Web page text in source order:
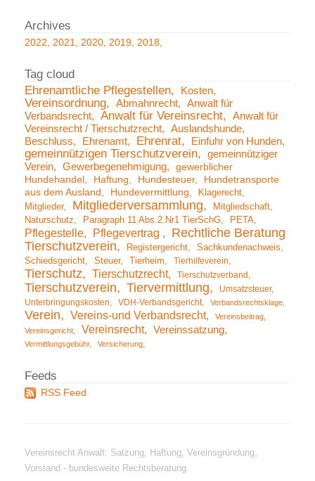
2022 2021 2020 2019 2018
Ehrenamtliche Pflegestellen Kosten
Vereinsordnung Abmahnrecht
Anwalt für
Verbandsrecht
Anwalt für Vereinsrecht
Anwalt für
Vereinsrecht / Tierschutzrecht
Auslandshunde
Beschluss Ehrenamt Ehrenrat Einfuhr von Hunden
gemeinnützigen Tierschutzverein
gemeinnütziger
Verein
Gewerbegenehmigung
gewerblicher
Hundehandel
Haftung Hundesteuer
Hundetransporte
aus dem Ausland
Hundevermittlung
Klagerecht
Mitglieder
Mitgliederversammlung
Mitgliedschaft
Naturschutz
Paragraph 11 Abs.2.Nr1 TierSchG PETA
Pflegestelle Pflegevertrag
Rechtliche Beratung
Tierschutzverein
Registergericht
Sachkundenachweis
Schiedsgericht
Steuer Tierheim Tierhilfeverein
Tierschutz Tierschutzrecht Tierschutzverband
Tierschutzverein Tiervermittlung
Umsatzsteuer
Unterbringungskosten
VDH-Verbandsgericht Verbandsrechtsklage
Verein Vereins-und Verbandsrecht
Vereinsbeitrag
Vereinsgericht
Vereinsrecht Vereinssatzung
Vermittlungsgebühr Versicherung
RSS Feed
Vereinsrecht Anwalt: Satzung, Haftung, Vereinsgründung,
Vorstand - bundesweite Rechtsberatung